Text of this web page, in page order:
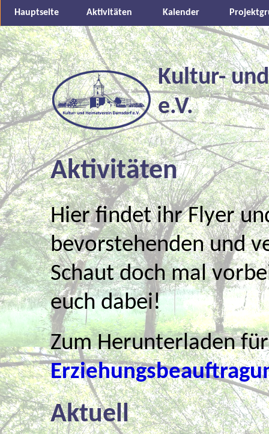
Hauptseite Aktivitäten Kalender
Kultur-
e.V.
Aktivitäten
Hier findet ihr Flyer
bevorstehenden und
Schaut doch mal
euch dabei!
Zum Herunterladen
Aktuell